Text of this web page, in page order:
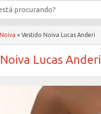
» Vestido Noiva Lucas Anderi
Lucas Anderi